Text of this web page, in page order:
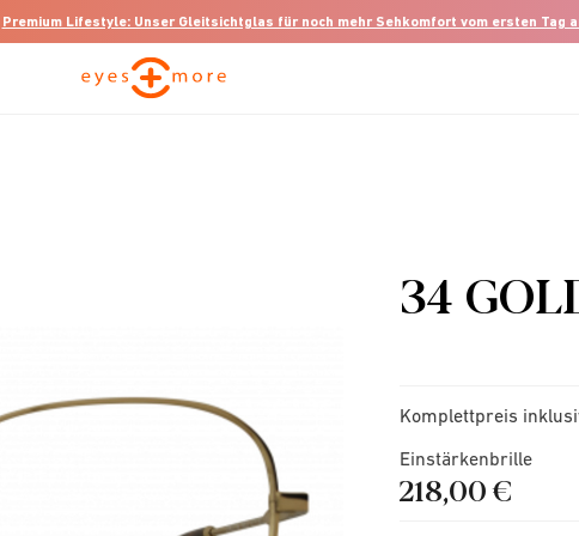
Premium Lifestyle: Unser Gleitsichtglas für noch mehr Sehkomfort vom ersten Tag
34
Komplettpreis
Einstärkenbrille
218,00 €